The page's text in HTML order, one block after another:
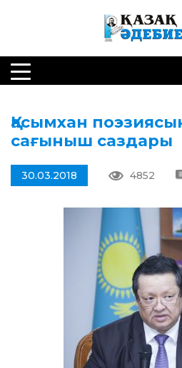
Қасымхан
сағыныш саздары
30.03.2018 4852